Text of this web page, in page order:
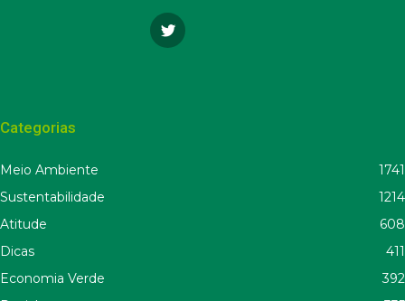
Categorias
Meio Ambiente
1741
Sustentabilidade
1214
Atitude
608
Dicas
411
Economia Verde
392